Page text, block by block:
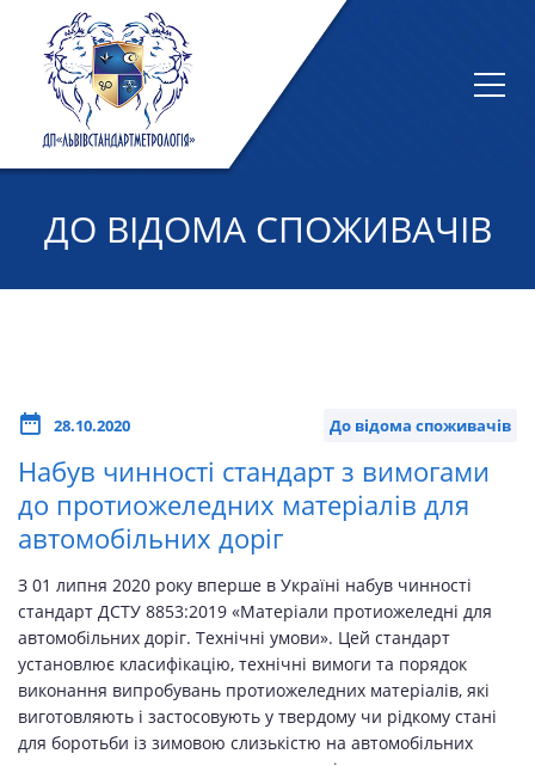
ДО ВІДОМА СПОЖИВАЧІВ
28.10.2020 До відома споживачів
Набув чинності стандарт з вимогами
до протиожеледних матеріалів для
автомобільних доріг
З 01 липня 2020 року вперше в Україні набув чинності
стандарт ДСТУ 8853:2019 «Матеріали протиожеледні для
автомобільних доріг. Технічні умови». Цей стандарт
установлює класифікацію, технічні вимоги та порядок
виконання випробувань протиожеледних матеріалів, які
виготовляють і застосовують у твердому чи рідкому стані
для боротьби із зимовою слизькістю на автомобільних